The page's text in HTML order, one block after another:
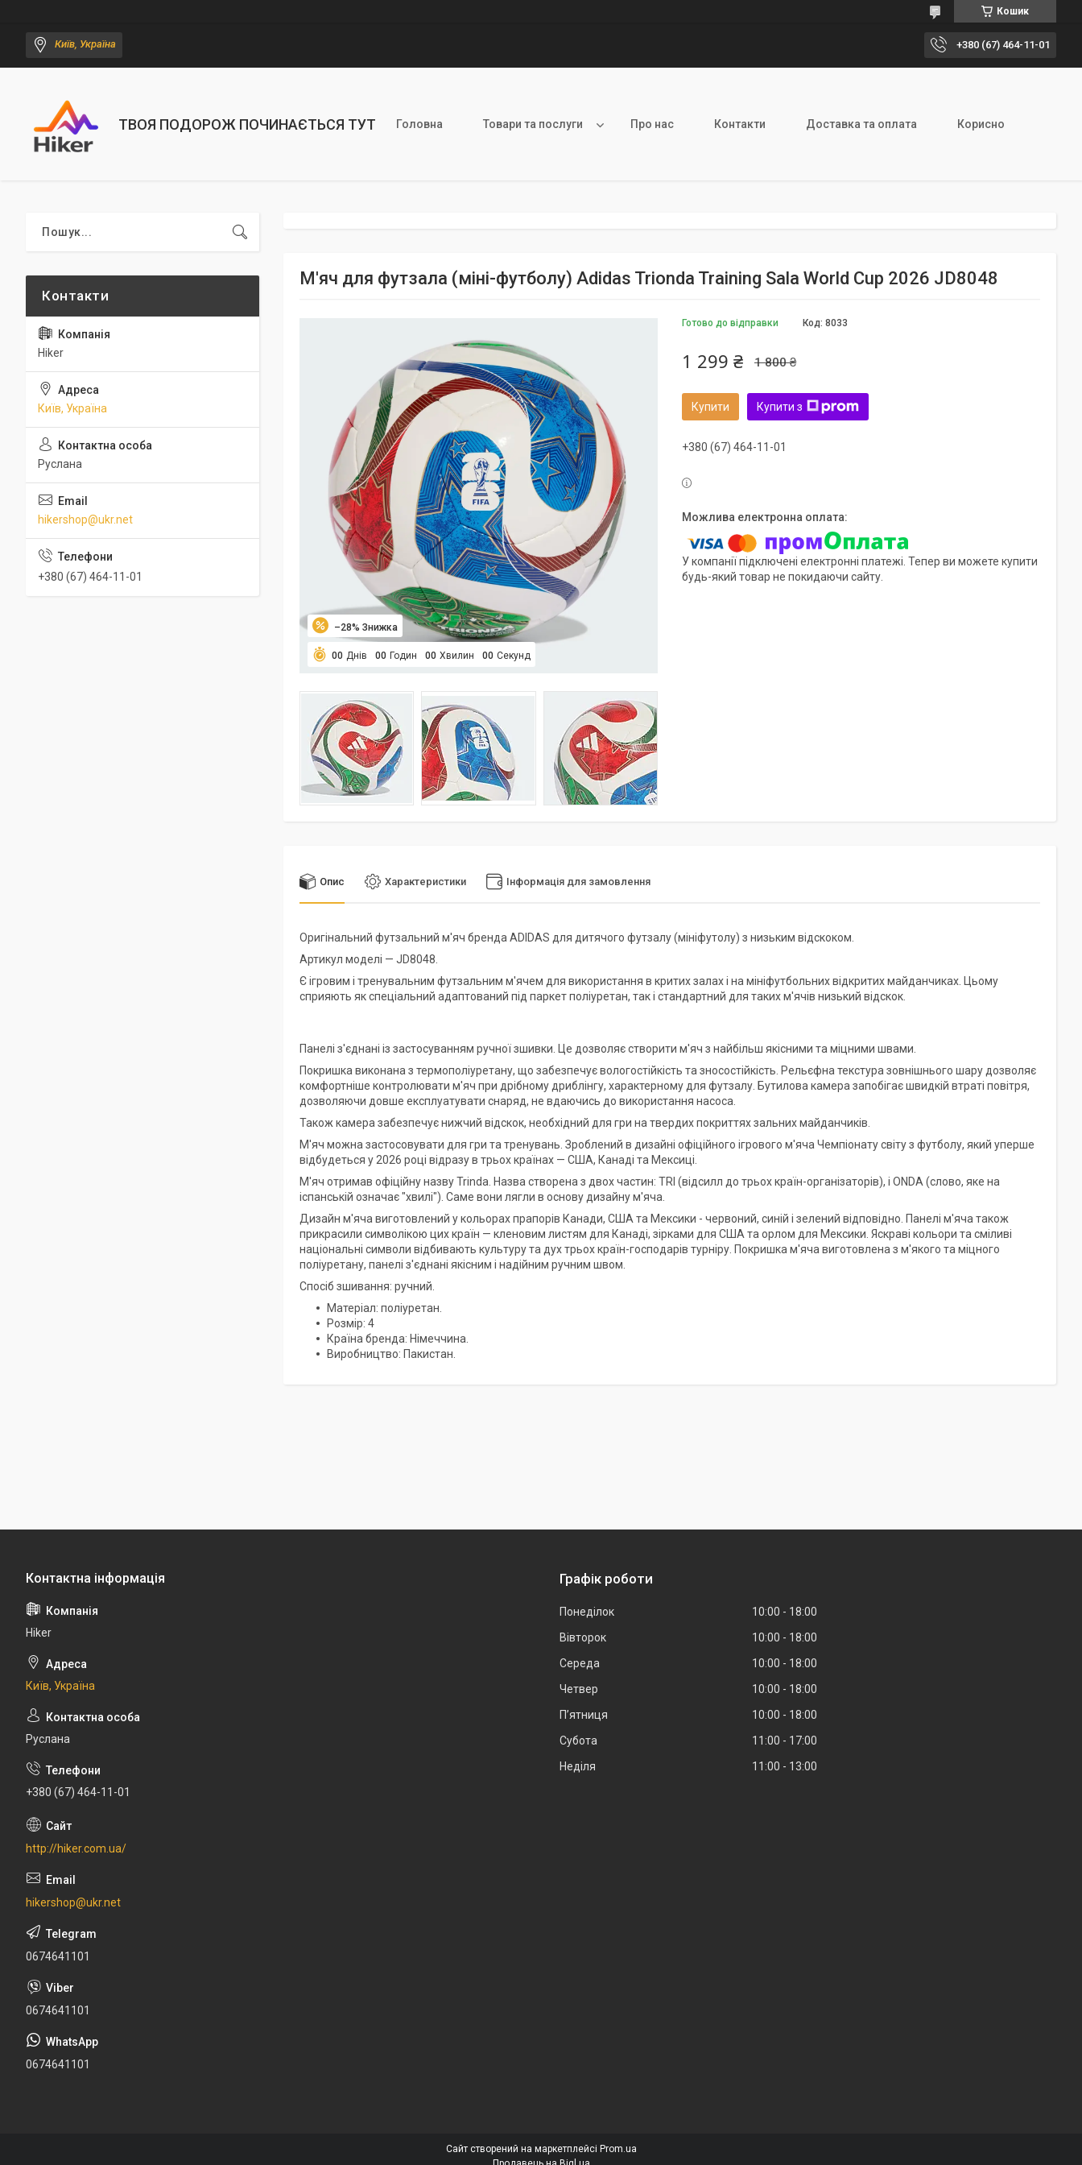
Кошик
Київ, Україна +380 (67) 464-11-01
ТВОЯ ПОДОРОЖ ПОЧИНАЄТЬСЯ ТУТ Головна Товари та послуги Про нас Контакти Доставка та оплата Корисно
М'яч для футзала (міні-футболу) Adidas Trionda Training Sala World Cup 2026 JD8048
–28%
00 Днів 00 Годин 00 Хвилин 00 Секунд
Готово до відправки Код: 8033
1 800 ₴
1 299 ₴
Купити Купити з
+380 (67) 464-11-01
У компанії підключені електронні платежі. Тепер ви можете купити
будь-який товар не покидаючи сайту.
Опис Характеристики Інформація для замовлення
Оригінальний футзальний м'яч бренда ADIDAS для дитячого футзалу (мініфутолу) з низьким відскоком.
Артикул моделі — JD8048.
Є ігровим і тренувальним футзальним м'ячем для використання в критих залах і на мініфутбольних відкритих майданчиках. Цьому
сприяють як спеціальний адаптований під паркет поліуретан, так і стандартний для таких м'ячів низький відскок.
Панелі з'єднані із застосуванням ручної зшивки. Це дозволяє створити м'яч з найбільш якісними та міцними швами.
Покришка виконана з термополіуретану, що забезпечує вологостійкість та зносостійкість. Рельєфна текстура зовнішнього шару дозволяє
комфортніше контролювати м'яч при дрібному дриблінгу, характерному для футзалу. Бутилова камера запобігає швидкій втраті повітря,
дозволяючи довше експлуатувати снаряд, не вдаючись до використання насоса.
Також камера забезпечує нижчий відскок, необхідний для гри на твердих покриттях зальних майданчиків.
М'яч можна застосовувати для гри та тренувань. Зроблений в дизайні офіційного ігрового м'яча Чемпіонату світу з футболу, який уперше
відбудеться у 2026 році відразу в трьох країнах — США, Канаді та Мексиці.
М'яч отримав офіційну назву Trinda. Назва створена з двох частин: TRI (відсилл до трьох країн-організаторів), і ONDA (слово, яке на
іспанській означає "хвилі"). Саме вони лягли в основу дизайну м'яча.
Дизайн м'яча виготовлений у кольорах прапорів Канади, США та Мексики - червоний, синій і зелений відповідно. Панелі м'яча також
прикрасили символікою цих країн — кленовим листям для Канаді, зірками для США та орлом для Мексики. Яскраві кольори та сміливі
національні символи відбивають культуру та дух трьох країн-господарів турніру. Покришка м'яча виготовлена з м'якого та міцного
поліуретану, панелі з'єднані якісним і надійним ручним швом.
Спосіб зшивання: ручний.
Матеріал: поліуретан.
Розмір: 4
Країна бренда: Німеччина.
Виробництво: Пакистан.
Hiker
Київ, Україна
Руслана
hikershop@ukr.net
+380 (67) 464-11-01
Hiker
Київ, Україна
Руслана
+380 (67) 464-11-01
http://hiker.com.ua/
hikershop@ukr.net
0674641101
0674641101
0674641101
Графік роботи
Понеділок 10:00
18:00
Вівторок
10:00
18:00
Середа
10:00
18:00
Четвер
10:00
18:00
Пʼятниця
10:00
18:00
Субота
11:00
17:00
Неділя
11:00 13:00
Сайт створений на маркетплейсі Prom.ua